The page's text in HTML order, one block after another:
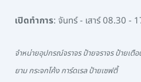
เปิดทำการ: จันทร์ - เสาร์ 08.30 -
จำหน่ายอุปกรณ์จราจร ป้ายจราจร ป้ายเตื
ยาม กระจกโค้ง การ์ดเรล ป้ายเซฟตี้